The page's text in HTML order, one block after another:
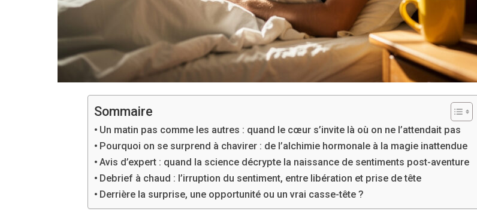
Sommaire
Un matin pas comme les autres : quand le cœur s’invite là où on ne l’attendait pas
Pourquoi on se surprend à chavirer : de l’alchimie hormonale à la magie inattendue
Avis d’expert : quand la science décrypte la naissance de sentiments post-aventure
Debrief à chaud : l’irruption du sentiment, entre libération et prise de tête
Derrière la surprise, une opportunité ou un vrai casse-tête ?